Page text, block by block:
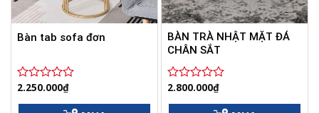
Bàn tab sofa đơn
Được
2.250.000₫
BÀN TRÀ NHẬT MẶT ĐÁ
CHÂN SẮT
Được
2.800.000₫